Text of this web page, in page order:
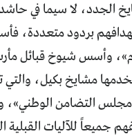
الجدد، لا سيما في
بردود متعددة،
وأسس شيوخ قبائل
مشايخ بكيل، والتي
«مجلس التضامن
جميعاً للآليات القبلية